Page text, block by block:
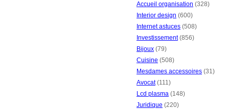
Accueil organisation (328)
Interior design (600)
Internet astuces (508)
Investissement(856)
Bijoux (79)
Cuisine (508)
Mesdames accessoires (31)
Avocat(111)
Lcd plasma (148)
Juridique (220)